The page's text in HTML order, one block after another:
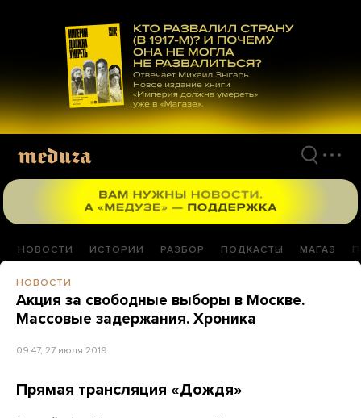
материалам
НОВОСТИ ИСТОРИИ РАЗБОР ПОДКАСТЫ МАГАЗ
НОВОСТИ
Акция за свободные выборы в Москве.
Массовые задержания. Хроника
09:47, 27 июля 2019
Прямая трансляция «Дождя»